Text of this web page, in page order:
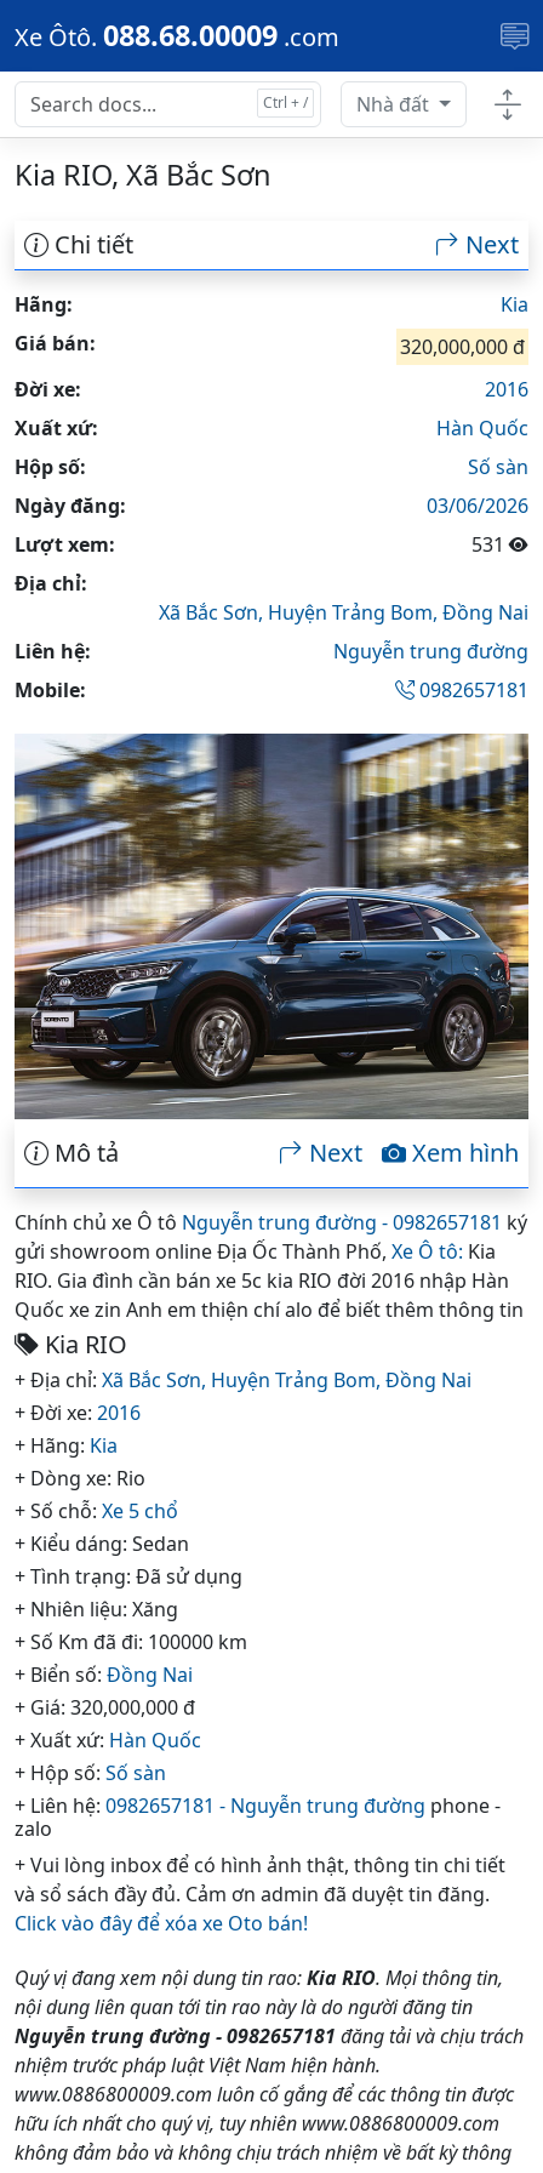
Skip to main content
Xe Ôtô. 088.68.00009 .com
Nhà đất
Kia RIO, Xã Bắc Sơn
Chi tiết Next
Hãng:
Kia
Giá bán:
320,000,000 đ
Đời xe:
2016
Xuất xứ:
Hàn Quốc
Hộp số:
Số sàn
Ngày đăng:
03/06/2026
Lượt xem:
531
Địa chỉ:
Xã Bắc Sơn, Huyện Trảng Bom, Đồng Nai
Liên hệ:
Nguyễn trung đường
Mobile:
0982657181
Mô tả Xem hình
Next
Chính chủ xe Ô tô Nguyễn trung đường - 0982657181 ký
gửi showroom online Địa Ốc Thành Phố, Xe Ô tô: Kia
RIO. Gia đình cần bán xe 5c kia RIO đời 2016 nhập Hàn
Quốc xe zin Anh em thiện chí alo để biết thêm thông tin
Kia RIO
+ Địa chỉ: Xã Bắc Sơn, Huyện Trảng Bom, Đồng Nai
+ Đời xe: 2016
+ Hãng: Kia
+ Dòng xe: Rio
+ Số chỗ: Xe 5 chổ
+ Kiểu dáng: Sedan
+ Tình trạng: Đã sử dụng
+ Nhiên liệu: Xăng
+ Số Km đã đi: 100000 km
+ Biển số: Đồng Nai
+ Giá: 320,000,000 đ
+ Xuất xứ: Hàn Quốc
+ Hộp số: Số sàn
+ Liên hệ: 0982657181 - Nguyễn trung đường phone -
zalo
+ Vui lòng inbox để có hình ảnh thật, thông tin chi tiết
và sổ sách đầy đủ. Cảm ơn admin đã duyệt tin đăng.
Click vào đây để xóa xe Oto bán!
Quý vị đang xem nội dung tin rao:Kia RIO. Mọi thông tin,
nội dung liên quan tới tin rao này là do người đăng tin
Nguyễn trung đường - 0982657181 đăng tải và chịu trách
nhiệm trước pháp luật Việt Nam hiện hành.
www.0886800009.com luôn cố gắng để các thông tin được
hữu ích nhất cho quý vị, tuy nhiên www.0886800009.com
không đảm bảo và không chịu trách nhiệm về bất kỳ thông